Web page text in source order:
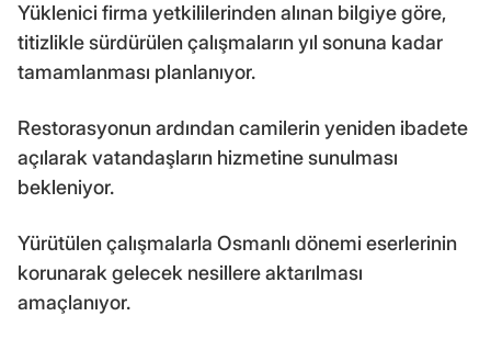
Yüklenici firma yetkililerinden alınan bilgiye göre,
titizlikle sürdürülen çalışmaların yıl sonuna kadar
tamamlanması planlanıyor.
Restorasyonun ardından camilerin yeniden ibadete
açılarak vatandaşların hizmetine sunulması
bekleniyor.
Yürütülen çalışmalarla Osmanlı dönemi eserlerinin
korunarak gelecek nesillere aktarılması
amaçlanıyor.